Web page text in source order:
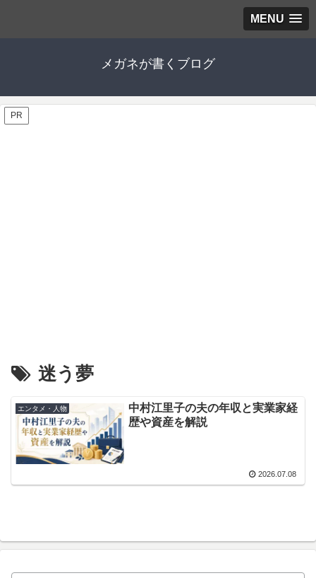
MENU
メガネが書くブログ
PR
迷う夢
エンタメ・人物
中村江里子の夫の年収と実業家経
歴や資産を解説
2026.07.08